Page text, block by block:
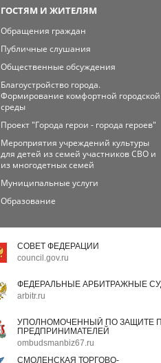
ГОСТЯМ И ЖИТЕЛЯМ
Обращения граждан
Публичные слушания
Общественные обсуждения
Благоустройство города.
Формирование комфортной городской
среды
Проект "Города герои - города героев"
Мероприятия учреждений культуры
для детей из семей участников СВО и
из многодетных семей
Муниципальные услуги
Образование
СОВЕТ ФЕДЕРАЦИИ
council.gov.ru
ФЕДЕРАЛЬНЫЕ АРБИТРАЖНЫЕ
arbitr.ru
УПОЛНОМОЧЕННЫЙ ПО ЗАЩИТЕ
ПРЕДПРИНИМАТЕЛЕЙ
ombudsmanbiz67.ru
СМОЛЕНСКАЯ ТОРГОВО-